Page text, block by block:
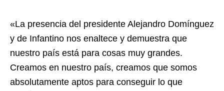
«La presencia del presidente Alejandro Domínguez
y de Infantino nos enaltece y demuestra que
nuestro país está para cosas muy grandes.
Creamos en nuestro país, creamos que somos
absolutamente aptos para conseguir lo que